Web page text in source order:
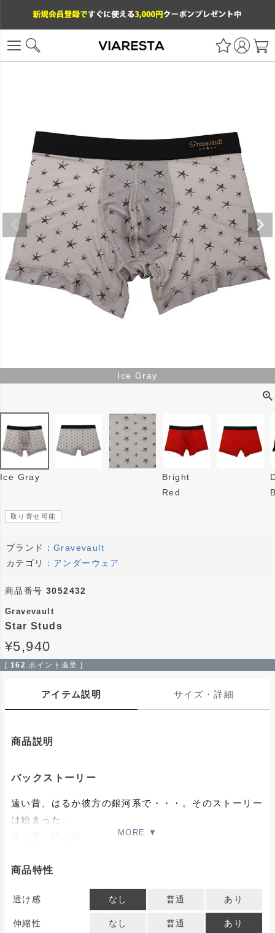
Ice Gray
Ice Gray
Bright
Red
取り寄せ可能
ブランド： Gravevault
カテゴリ： アンダーウェア
商品番号 3052432
Gravevault
Star Studs
¥5,940
[ 162 ポイント進呈 ]
アイテム説明 サイズ・詳細
商品説明
バックストーリー
遠い昔、はるか彼方の銀河系で・・・。そのストーリー
は始まった。
それぞれのエピソードに刻まれたスタースタッズ。
製品について
商品特性
透け感 なし 普通 あり
伸縮性 なし 普通 あり